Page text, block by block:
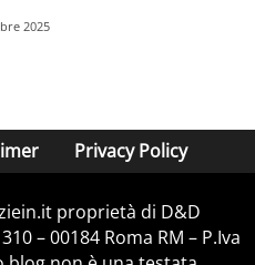
2025
Privacy Policy
proprietà di D&D
– 00184 Roma RM – P.Iva